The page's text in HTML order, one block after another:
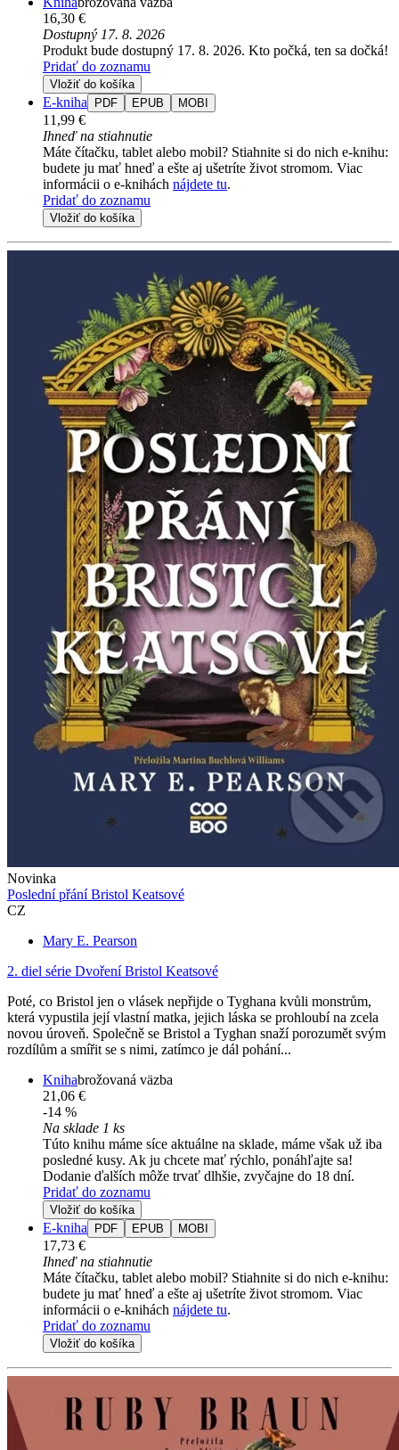
16,30 €
Dostupný 17. 8. 2026
Produkt bude dostupný 17. 8. 2026. Kto počká, ten sa dočká!
Pridať do zoznamu
Vložiť do košíka
E-kniha PDF EPUB MOBI
11,99 €
Ihneď na stiahnutie
Máte čítačku, tablet alebo mobil? Stiahnite si do nich e-knihu:
budete ju mať hneď a ešte aj ušetríte život stromom. Viac
informácii o e-knihách nájdete tu.
Pridať do zoznamu
Vložiť do košíka
Novinka
Poslední přání Bristol Keatsové
CZ
Mary E. Pearson
2. diel série Dvoření Bristol Keatsové
Poté, co Bristol jen o vlásek nepřijde o Tyghana kvůli monstrům,
která vypustila její vlastní matka, jejich láska se prohloubí na zcela
novou úroveň. Společně se Bristol a Tyghan snaží porozumět svým
rozdílům a smířit se s nimi, zatímco je dál pohání...
Knihabrožovaná väzba
21,06 €
-14 %
Na sklade 1 ks
Túto knihu máme síce aktuálne na sklade, máme však už iba
posledné kusy. Ak ju chcete mať rýchlo, ponáhľajte sa!
Dodanie ďalších môže trvať dlhšie, zvyčajne do 18 dní.
Pridať do zoznamu
Vložiť do košíka
E-kniha PDF EPUB MOBI
17,73 €
Ihneď na stiahnutie
Máte čítačku, tablet alebo mobil? Stiahnite si do nich e-knihu:
budete ju mať hneď a ešte aj ušetríte život stromom. Viac
informácii o e-knihách nájdete tu.
Pridať do zoznamu
Vložiť do košíka